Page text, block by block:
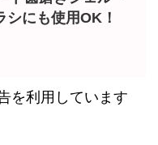
にも使用OK！
を利用しています